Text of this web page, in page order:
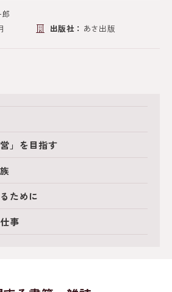
出版社： あさ出版
」を目指す
ために
事